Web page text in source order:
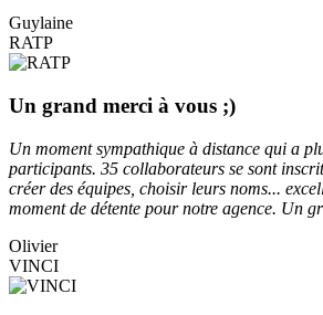
Guylaine
RATP
Un grand merci à vous ;)
Un moment sympathique à distance qui a
participants. 35 collaborateurs se sont
créer des équipes, choisir leurs noms...
moment de détente pour notre agence. Un
Olivier
VINCI